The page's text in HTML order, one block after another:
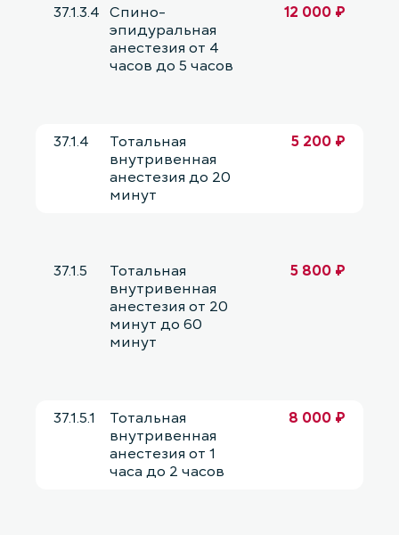
37.1.3.4 Спино-
эпидуральная
анестезия от 4
часов до 5 часов
12 000 ₽
37.1.4
Тотальная
внутривенная
анестезия до 20
минут
5 200 ₽
37.1.5
Тотальная
внутривенная
анестезия от 20
минут до 60
минут
5 800 ₽
37.1.5.1
Тотальная
внутривенная
анестезия от 1
часа до 2 часов
8 000 ₽